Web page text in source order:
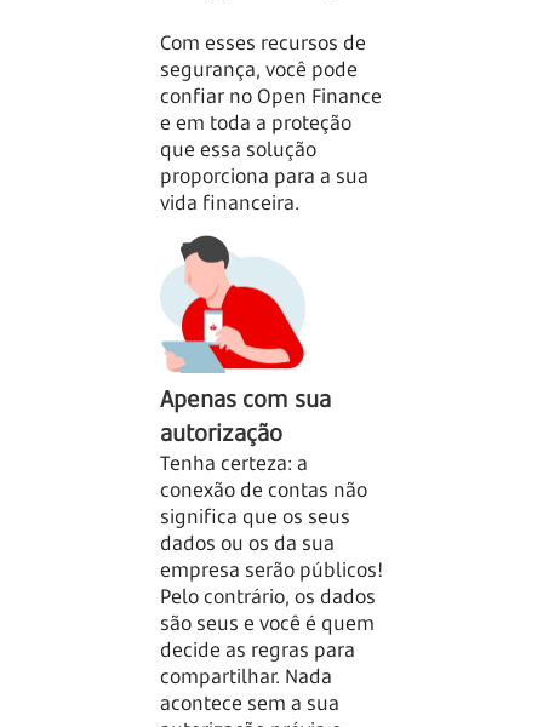
Com esses recursos de
segurança, você pode
confiar no Open Finance
e em toda a proteção
que essa solução
proporciona para a sua
vida financeira.
Apenas com sua
autorização
Tenha certeza: a
conexão de contas não
significa que os seus
dados ou os da sua
empresa serão públicos!
Pelo contrário, os dados
são seus e você é quem
decide as regras para
compartilhar. Nada
acontece sem a sua